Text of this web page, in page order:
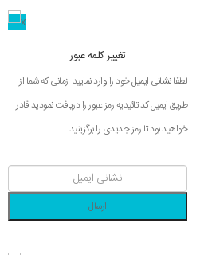
تغییر کلمه عبور
لطفا نشانی ایمیل خود را وارد نمایید. زمانی که شما از
طریق ایمیل کد تائیدیه رمز عبور را دریافت نمودید قادر
خواهید بود تا رمز جدیدی را برگزینید
ارسال